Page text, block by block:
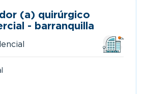
(a) quirúrgico
- barranquilla